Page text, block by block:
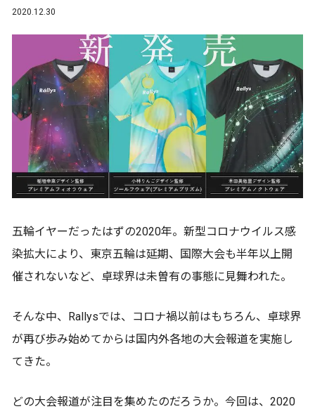
2020.12.30
五輪イヤーだったはずの2020年。新型コロナウイルス感
染拡大により、東京五輪は延期、国際大会も半年以上開
催されないなど、卓球界は未曽有の事態に見舞われた。
そんな中、Rallysでは、コロナ禍以前はもちろん、卓球界
が再び歩み始めてからは国内外各地の大会報道を実施し
てきた。
どの大会報道が注目を集めたのだろうか。今回は、2020